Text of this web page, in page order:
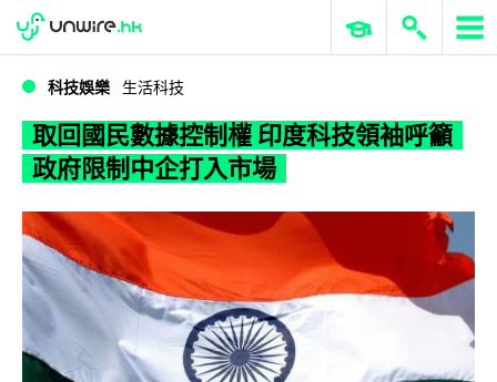
WWDC 2026 ERP 與商業 AI
科技娛樂 生活科技
取回國民數據控制權 印度科技領袖呼籲
政府限制中企打入市場